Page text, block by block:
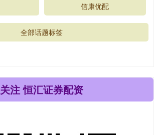
信康优配
全部话题标签
关注 恒汇证券配资